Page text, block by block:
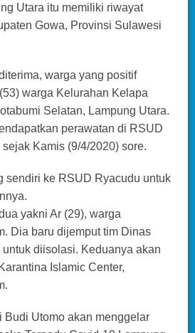
Utara itu memiliki riwayat
Gowa, Provinsi Sulawesi
warga yang positif
warga Kelurahan Kelapa
Selatan, Lampung Utara.
perawatan di RSUD
Kamis (9/4/2020) sore.
sendiri ke RSUD Ryacudu untuk
yakni Ar (29), warga
Dia baru dijemput tim Dinas
diisolasi. Keduanya akan
Islamic Center,
Budi Utomo akan menggelar